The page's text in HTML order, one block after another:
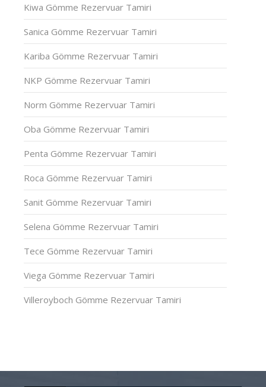
Kiwa Gömme Rezervuar Tamiri
Sanica Gömme Rezervuar Tamiri
Kariba Gömme Rezervuar Tamiri
NKP Gömme Rezervuar Tamiri
Norm Gömme Rezervuar Tamiri
Oba Gömme Rezervuar Tamiri
Penta Gömme Rezervuar Tamiri
Roca Gömme Rezervuar Tamiri
Sanit Gömme Rezervuar Tamiri
Selena Gömme Rezervuar Tamiri
Tece Gömme Rezervuar Tamiri
Viega Gömme Rezervuar Tamiri
Villeroyboch Gömme Rezervuar Tamiri